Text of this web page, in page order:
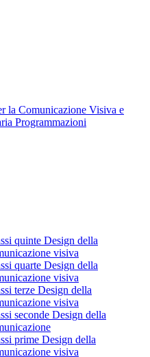
la Comunicazione Visiva e
Programmazioni
quinte Design della
visiva
quarte Design della
visiva
terze Design della
visiva
seconde Design della
prime Design della
visiva